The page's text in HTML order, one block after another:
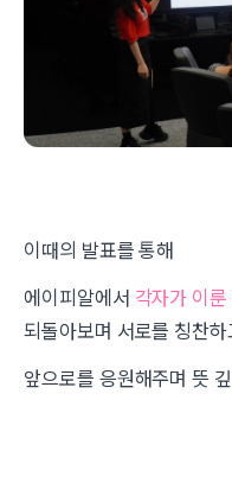
이때의 발표를 통해
에이피알에서 각자가 이
되돌아보며 서로를 칭찬하
앞으로를 응원해주며 뜻